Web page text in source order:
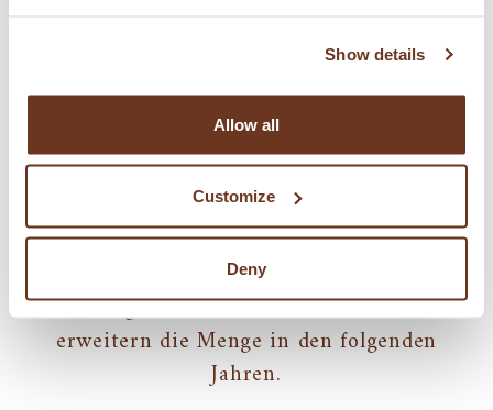
Show details
Allow all
Customize
Deny
Lebensmittelmesse in Anaheim,
erste Jahr, in dem ihr Unternehmen,
Montana Flour & Grains, ausstellte, um
für ihren Bioweizen und -mehl zu
werben. Aufgrund des Interesses am
Getreide säten sie ihren gesamten
Vorrat von 30kg des Urweizens auf
weniger als einem Hektar aus und
erweitern die Menge in den folgenden
Jahren.